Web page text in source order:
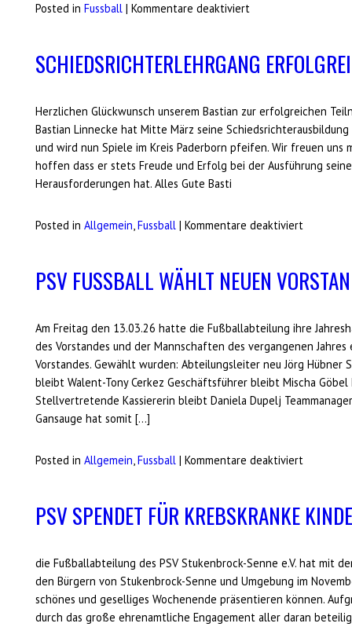
Posted in Fussball | Kommentare deaktiviert
Fussball-
Jubiläum
auf
der
Senne-
SCHIEDSRICHTERLEHRGANG
Herzlichen Glückwunsch unserem Bastian zur erfolgreichen
Bastian Linnecke hat Mitte März seine
und wird nun Spiele im Kreis Paderborn pfeifen. Wir freuen uns
hoffen dass er stets Freude und Erfolg bei der Ausführung
Herausforderungen hat. Alles Gute Basti
Posted in Allgemein,Fussball | Kommentare deaktiviert
PSV FUSSBALL WÄHLT NEUEN VORSTAND
Am Freitag den 13.03.26 hatte die Fußballabteilung ihre
des Vorstandes und der Mannschaften des vergangenen
Vorstandes. Gewählt wurden: Abteilungsleiter neu Jörg
bleibt Walent-Tony Cerkez Geschäftsführer bleibt Mischa Göbel
Stellvertretende Kassiererin bleibt Daniela Dupelj
Gansauge hat somit […]
Posted in Allgemein,Fussball | Kommentare deaktiviert
wählt
PSV SPENDET FÜR KREBSKRANKE
die Fußballabteilung des PSV Stukenbrock-Senne e.V. hat mit
den Bürgern von Stukenbrock-Senne und Umgebung im
schönes und geselliges Wochenende präsentieren können.
durch das große ehrenamtliche Engagement aller daran